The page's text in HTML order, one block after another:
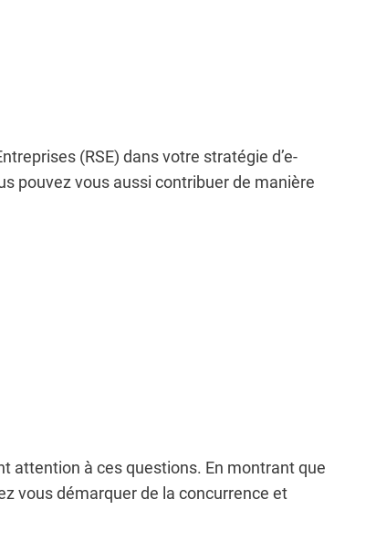
(RSE) dans votre stratégie d’e-
pouvez vous aussi contribuer de manière
attention à ces questions. En montrant que
vous démarquer de la concurrence et